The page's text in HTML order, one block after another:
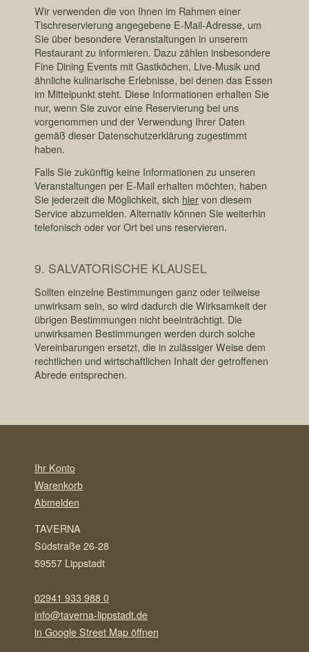
Wir verwenden die von Ihnen im Rahmen einer
Tischreservierung angegebene E-Mail-Adresse, um
Sie über besondere Veranstaltungen in unserem
Restaurant zu informieren. Dazu zählen insbesondere
Fine Dining Events mit Gastköchen, Live-Musik und
ähnliche kulinarische Erlebnisse, bei denen das Essen
im Mittelpunkt steht. Diese Informationen erhalten Sie
nur, wenn Sie zuvor eine Reservierung bei uns
vorgenommen und der Verwendung Ihrer Daten
gemäß dieser Datenschutzerklärung zugestimmt
haben.
Falls Sie zukünftig keine Informationen zu unseren
Veranstaltungen per E-Mail erhalten möchten, haben
Sie jederzeit die Möglichkeit, sich hier von diesem
Service abzumelden. Alternativ können Sie weiterhin
telefonisch oder vor Ort bei uns reservieren.
9. SALVATORISCHE KLAUSEL
Sollten einzelne Bestimmungen ganz oder teilweise
unwirksam sein, so wird dadurch die Wirksamkeit der
übrigen Bestimmungen nicht beeinträchtigt. Die
unwirksamen Bestimmungen werden durch solche
Vereinbarungen ersetzt, die in zulässiger Weise dem
rechtlichen und wirtschaftlichen Inhalt der getroffenen
Abrede entsprechen.
Ihr Konto
Warenkorb
Abmelden
TAVERNA
Südstraße 26-28
59557 Lippstadt
02941 933 988 0
info@taverna-lippstadt.de
in Google Street Map öffnen